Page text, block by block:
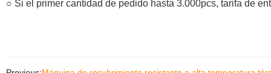
○ Si el primer cantidad de pedido hasta 3.000pcs, tarifa de